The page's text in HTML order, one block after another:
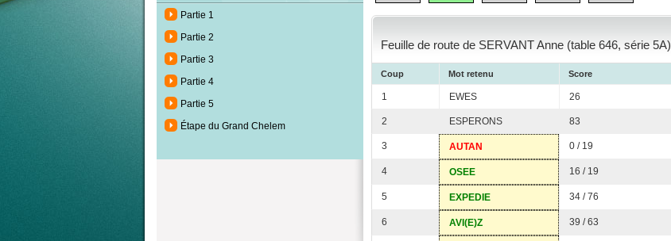
Partie 1
Partie 2
Partie 3
Partie 4
Partie 5
Étape du Grand Chelem
Feuille de route de SERVANT Anne (table 646, série 5A)
Coup Mot retenu Score
1 EWES 26
2 ESPERONS 83
3 AUTAN 0 / 19
4 OSEE 16 / 19
5 EXPEDIE 34 / 76
6 AVI(E)Z 39 / 63